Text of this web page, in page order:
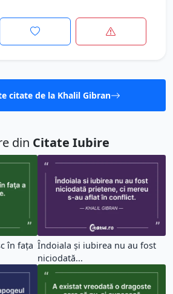
citate de la Khalil Gibran
din Citate Iubire
în faţa Îndoiala și iubirea nu au fost
niciodată...